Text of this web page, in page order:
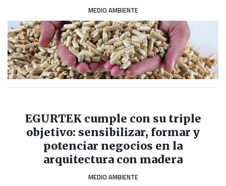
MEDIO AMBIENTE
EGURTEK cumple con su triple
objetivo: sensibilizar, formar y
potenciar negocios en la
arquitectura con madera
MEDIO AMBIENTE